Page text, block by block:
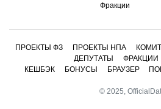
Фракции
ПРОЕКТЫ ФЗ ПРОЕКТЫ НПА
ДЕПУТАТЫ
ФРАКЦИИ
КЕШБЭК
БОНУСЫ БРАУЗЕР
© 2025,